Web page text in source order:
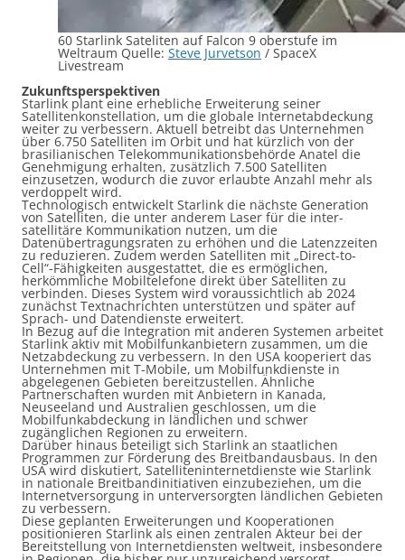
60 Starlink Sateliten auf Falcon 9 oberstufe im
Weltraum Quelle: Steve Jurvetson / SpaceX
Livestream
Zukunftsperspektiven
Starlink plant eine erhebliche Erweiterung seiner
Satellitenkonstellation, um die globale Internetabdeckung
weiter zu verbessern. Aktuell betreibt das Unternehmen
über 6.750 Satelliten im Orbit und hat kürzlich von der
brasilianischen Telekommunikationsbehörde Anatel die
Genehmigung erhalten, zusätzlich 7.500 Satelliten
einzusetzen, wodurch die zuvor erlaubte Anzahl mehr als
verdoppelt wird.
Technologisch entwickelt Starlink die nächste Generation
von Satelliten, die unter anderem Laser für die inter-
satellitäre Kommunikation nutzen, um die
Datenübertragungsraten zu erhöhen und die Latenzzeiten
zu reduzieren. Zudem werden Satelliten mit „Direct-to-
Cell“-Fähigkeiten ausgestattet, die es ermöglichen,
herkömmliche Mobiltelefone direkt über Satelliten zu
verbinden. Dieses System wird voraussichtlich ab 2024
zunächst Textnachrichten unterstützen und später auf
Sprach- und Datendienste erweitert.
In Bezug auf die Integration mit anderen Systemen arbeitet
Starlink aktiv mit Mobilfunkanbietern zusammen, um die
Netzabdeckung zu verbessern. In den USA kooperiert das
Unternehmen mit T-Mobile, um Mobilfunkdienste in
abgelegenen Gebieten bereitzustellen. Ähnliche
Partnerschaften wurden mit Anbietern in Kanada,
Neuseeland und Australien geschlossen, um die
Mobilfunkabdeckung in ländlichen und schwer
zugänglichen Regionen zu erweitern.
Darüber hinaus beteiligt sich Starlink an staatlichen
Programmen zur Förderung des Breitbandausbaus. In den
USA wird diskutiert, Satelliteninternetdienste wie Starlink
in nationale Breitbandinitiativen einzubeziehen, um die
Internetversorgung in unterversorgten ländlichen Gebieten
zu verbessern.
Diese geplanten Erweiterungen und Kooperationen
positionieren Starlink als einen zentralen Akteur bei der
Bereitstellung von Internetdiensten weltweit, insbesondere